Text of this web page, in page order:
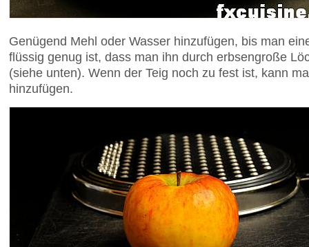
Genügend Mehl oder Wasser hinzufügen, bis man
flüssig genug ist, dass man ihn durch erbsengroße
(siehe unten). Wenn der Teig noch zu fest ist, kann
hinzufügen.